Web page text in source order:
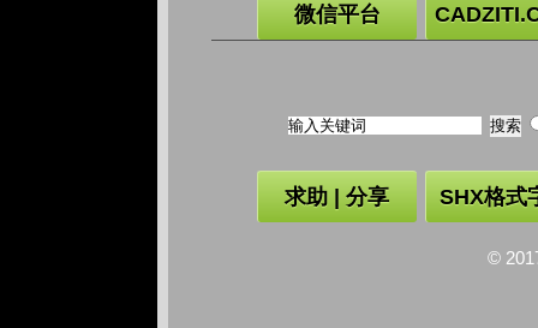
微信平台
求助 | 分享 SHX格式
©